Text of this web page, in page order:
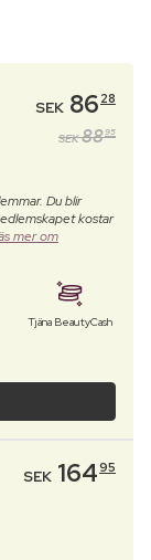
SEK 86 28
SEK 8895
Du blir
kostar
mer om
Tjäna BeautyCash
SEK 16495